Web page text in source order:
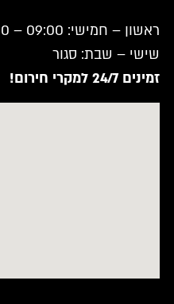
ראשון – חמישי: 09:00 – 20:00
שישי – שבת: סגור
זמינים 24/7 למקרי חירום!